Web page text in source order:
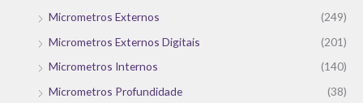
Micrometros Externos
(249)
Micrometros Externos Digitais
(201)
Micrometros Internos
(140)
Micrometros Profundidade
(38)